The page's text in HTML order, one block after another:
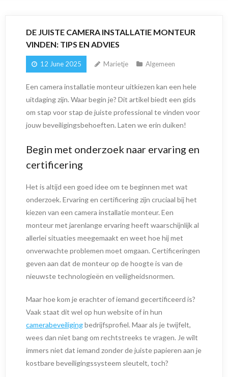
DE JUISTE CAMERA INSTALLATIE MONTEUR
VINDEN: TIPS EN ADVIES
12 June 2025 Marietje Algemeen
Een camera installatie monteur uitkiezen kan een hele
uitdaging zijn. Waar begin je? Dit artikel biedt een gids
om stap voor stap de juiste professional te vinden voor
jouw beveiligingsbehoeften. Laten we erin duiken!
Begin met onderzoek naar ervaring en
certificering
Het is altijd een goed idee om te beginnen met wat
onderzoek. Ervaring en certificering zijn cruciaal bij het
kiezen van een camera installatie monteur. Een
monteur met jarenlange ervaring heeft waarschijnlijk al
allerlei situaties meegemaakt en weet hoe hij met
onverwachte problemen moet omgaan. Certificeringen
geven aan dat de monteur op de hoogte is van de
nieuwste technologieën en veiligheidsnormen.
Maar hoe kom je erachter of iemand gecertificeerd is?
Vaak staat dit wel op hun website of in hun
camerabeveiligingbedrijfsprofiel. Maar als je twijfelt,
wees dan niet bang om rechtstreeks te vragen. Je wilt
immers niet dat iemand zonder de juiste papieren aan je
kostbare beveiligingssysteem sleutelt, toch?